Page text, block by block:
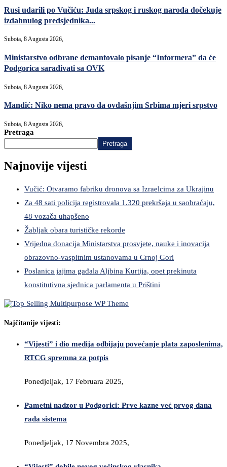
Rusi udarili po Vučiću: Juda srpskog i ruskog naroda dočekuje
izdahnulog predsjednika...
Subota, 8 Augusta 2026,
Ministarstvo odbrane demantovalo pisanje “Informera” da će
Podgorica sarađivati sa OVK
Subota, 8 Augusta 2026,
Mandić: Niko nema pravo da ovdašnjim Srbima mjeri srpstvo
Subota, 8 Augusta 2026,
Pretraga
Pretraga
Najnovije vijesti
Vučić: Otvaramo fabriku dronova sa Izraelcima za Ukrajinu
Za 48 sati policija registrovala 1.320 prekršaja u saobraćaju,
48 vozača uhapšeno
Žabljak obara turističke rekorde
Vrijedna donacija Ministarstva prosvjete, nauke i inovacija
obrazovno-vaspitnim ustanovama u Crnoj Gori
Poslanica jajima gađala Aljbina Kurtija, opet prekinuta
konstitutivna sjednica parlamenta u Prištini
Najčitanije vijesti:
“Vijesti” i dio medija odbijaju povećanje plata zaposlenima,
RTCG spremna za potpis
Ponedjeljak, 17 Februara 2025,
Pametni nadzor u Podgorici: Prve kazne već prvog dana
rada sistema
Ponedjeljak, 17 Novembra 2025,